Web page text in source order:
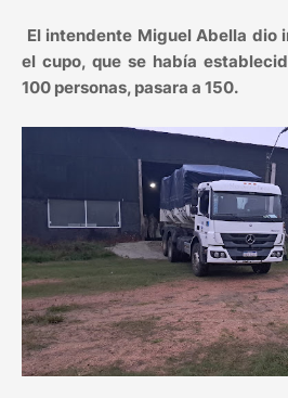
El intendente Miguel Abella dio
el cupo, que se había
100 personas, pasara a 150.